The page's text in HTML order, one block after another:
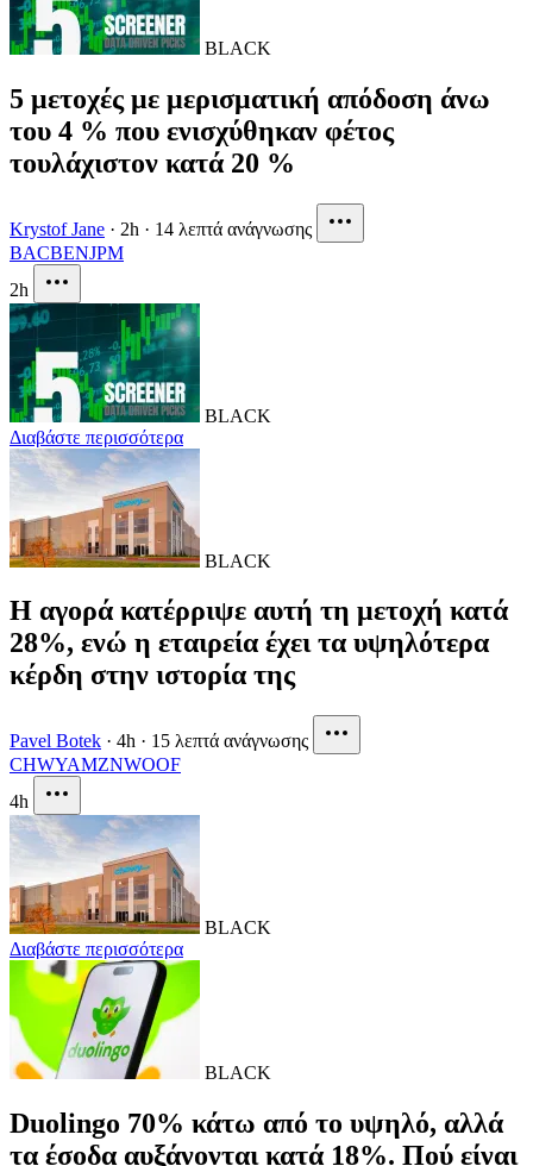
BLACK
5 μετοχές με μερισματική απόδοση άνω
του 4 % που ενισχύθηκαν φέτος
τουλάχιστον κατά 20 %
Krystof Jane · 2h · 14 λεπτά ανάγνωσης
BACBENJPM
2h
BLACK
Διαβάστε περισσότερα
BLACK
Η αγορά κατέρριψε αυτή τη μετοχή κατά
28%, ενώ η εταιρεία έχει τα υψηλότερα
κέρδη στην ιστορία της
Pavel Botek · 4h · 15 λεπτά ανάγνωσης
CHWYAMZNWOOF
4h
BLACK
Διαβάστε περισσότερα
BLACK
Duolingo 70% κάτω από το υψηλό, αλλά
τα έσοδα αυξάνονται κατά 18%. Πού είναι